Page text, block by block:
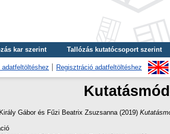
kar szerint Tallózás kutatócsoport szerint
adatfeltöltéshez Regisztráció adatfeltöltéshez
Király Gáborés Fűzi Beatrix Zsuzsanna (2019)